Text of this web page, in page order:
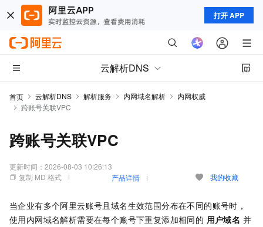
打开 APP
云解析DNS
首页 云解析DNS 解析服务 内网域名解析
内网权威
跨账号关联VPC
跨账号关联VPC
更新时间： 2026-08-03 10:26:13
复制 MD 格式
产品详情 我的收藏
当企业有多个阿里云账号且域名生效范围分布在不同的账号时，
使用内网域名解析需要在每个账号下重复添加相同的 用户域名 并